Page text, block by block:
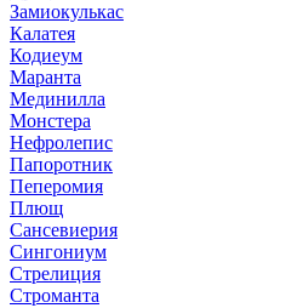
Замиокулькас
Калатея
Кодиеум
Маранта
Мединилла
Монстера
Нефролепис
Папоротник
Пеперомия
Плющ
Сансевиерия
Сингониум
Стрелиция
Строманта